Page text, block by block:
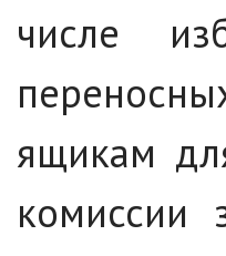
числе
ящикам
комиссии